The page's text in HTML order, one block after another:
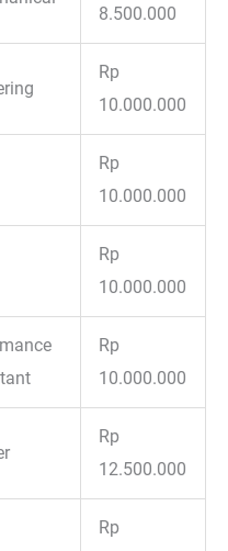
8.500.000
Rp
10.000.000
Rp
10.000.000
Rp
10.000.000
Rp
10.000.000
Rp
12.500.000
Rp